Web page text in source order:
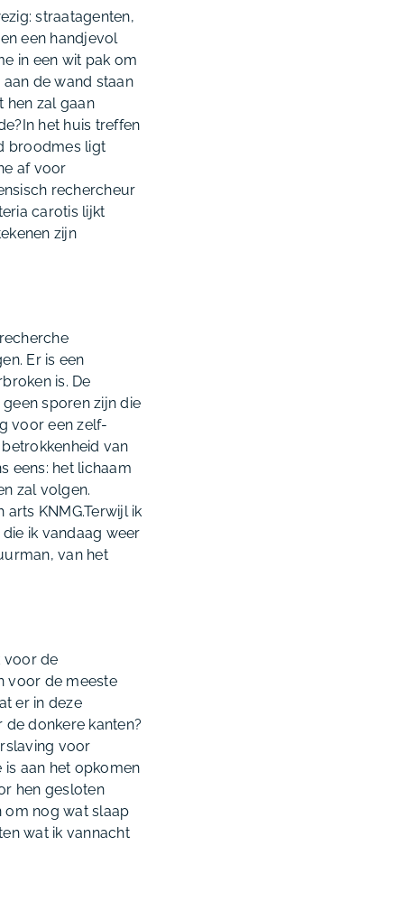
straatagenten,
een handjevol
in een wit pak om
de wand staan
hen zal gaan
het huis treffen
broodmes ligt
af voor
rechercheur
carotis lijkt
zijn
Er is een
is. De
sporen zijn die
voor een zelf-
van
eens: het lichaam
zal volgen.
arts KNMG.Terwijl ik
ik vandaag weer
van het
voor de
voor de meeste
er in deze
donkere kanten?
voor
is aan het opkomen
hen gesloten
om nog wat slaap
wat ik vannacht